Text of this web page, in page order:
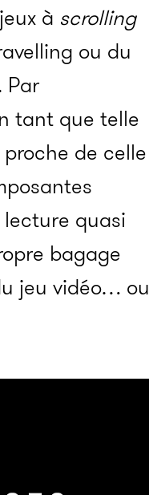
à scrolling
ou du
Par
tant que telle
de celle
quasi
bagage
jeu vidéo… ou